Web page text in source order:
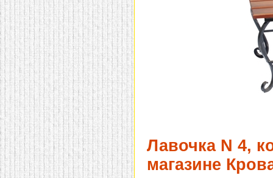
домашнем использовании.
Эта мебель имеет
некоторые преимущества
перед той же стенкой для
гостиной, к примеру,
поскольку она более
легкая и не загромождает
пространство. В спальне
этот предмет можно
поставить у изголовья
кровати, чтобы заполнить
пустующее там
место. Также стеллажи
очень часто используют в
качестве разграничителей
комнаты, например, на
рабочую зону и
пространство для отдыха.
Особенно это актуально
Лавочка N 4,
магазине